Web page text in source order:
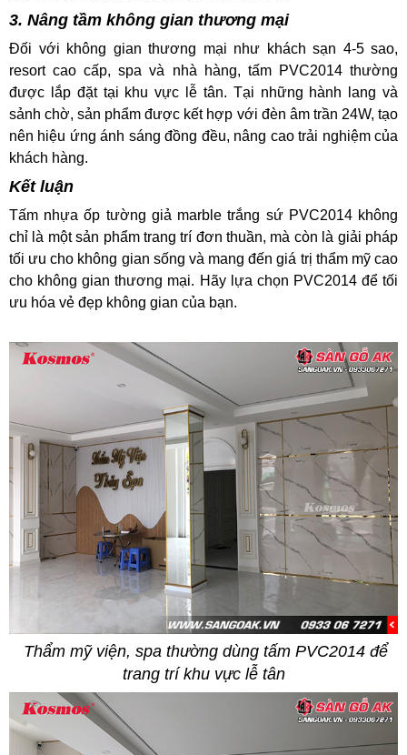
3. Nâng tầm không gian thương mại
Đối với không gian thương mại như khách sạn 4-5 sao,
resort cao cấp, spa và nhà hàng, tấm PVC2014 thường
được lắp đặt tại khu vực lễ tân. Tại những hành lang và
sảnh chờ, sản phẩm được kết hợp với đèn âm trần 24W, tạo
nên hiệu ứng ánh sáng đồng đều, nâng cao trải nghiệm của
khách hàng.
Kết luận
Tấm nhựa ốp tường giả marble trắng sứ PVC2014 không
chỉ là một sản phẩm trang trí đơn thuần, mà còn là giải pháp
tối ưu cho không gian sống và mang đến giá trị thẩm mỹ cao
cho không gian thương mại. Hãy lựa chọn PVC2014 để tối
ưu hóa vẻ đẹp không gian của bạn.
Thẩm mỹ viện, spa thường dùng tấm PVC2014 để
trang trí khu vực lễ tân